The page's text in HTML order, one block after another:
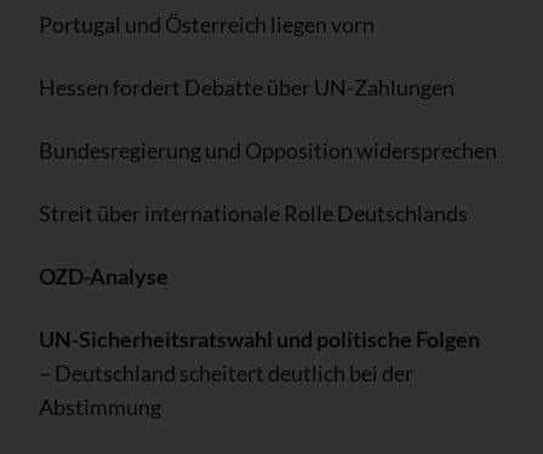
Portugal und Österreich liegen vorn
Hessen fordert Debatte über UN-Zahlungen
Bundesregierung und Opposition widersprechen
Streit über internationale Rolle Deutschlands
OZD-Analyse
UN-Sicherheitsratswahl und politische Folgen
– Deutschland scheitert deutlich bei der
Abstimmung